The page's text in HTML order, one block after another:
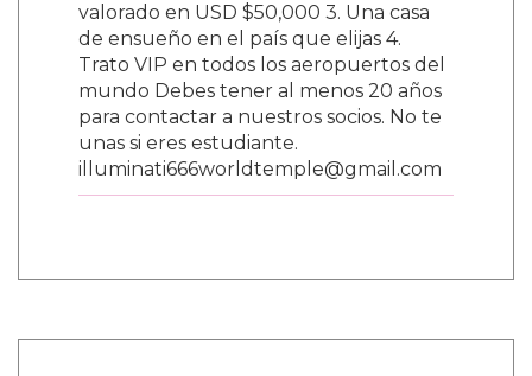
valorado en USD $50,000 3. Una casa
de ensueño en el país que elijas 4.
Trato VIP en todos los aeropuertos del
mundo Debes tener al menos 20 años
para contactar a nuestros socios. No te
unas si eres estudiante.
illuminati666worldtemple@gmail.com